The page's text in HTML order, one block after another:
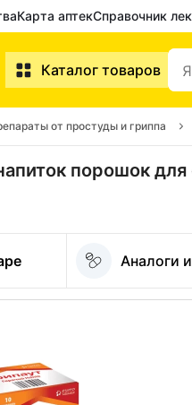
Карта аптекСправочник
Каталог товаров
от простуды и гриппа
порошок
Аналоги